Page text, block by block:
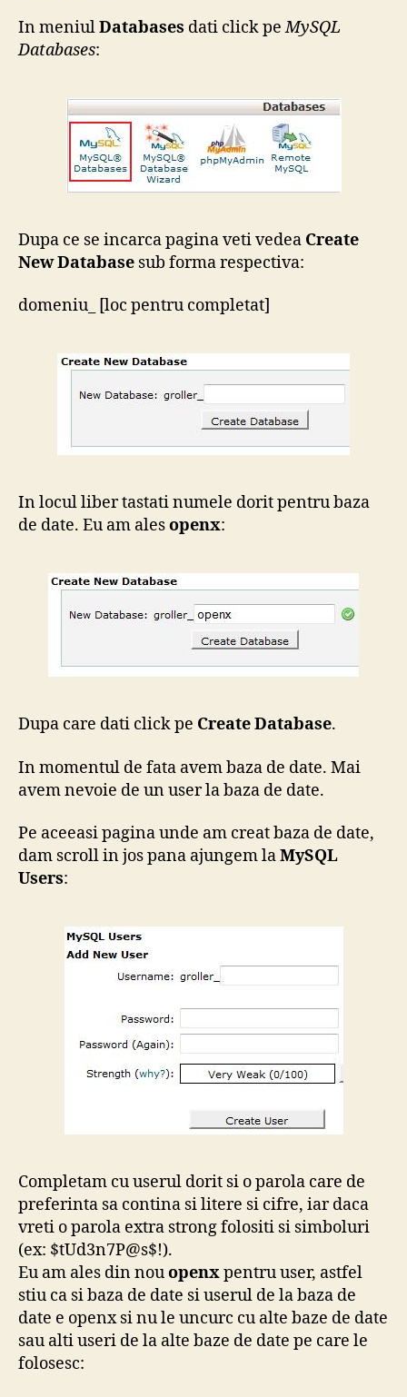
In meniulDatabases dati click peMySQL
Databases:
Dupa ce se incarca pagina veti vedea Create
New Database sub forma respectiva:
domeniu_ [loc pentru completat]
In locul liber tastati numele dorit pentru baza
de date. Eu am alesopenx:
Dupa care dati click pe Create Database.
In momentul de fata avem baza de date. Mai
avem nevoie de un user la baza de date.
Pe aceeasi pagina unde am creat baza de date,
dam scroll in jos pana ajungem laMySQL
Users:
Completam cu userul dorit si o parola care de
preferinta sa contina si litere si cifre, iar daca
vreti o parola extra strong folositi si simboluri
(ex: $tUd3n7P@s$!).
Eu am ales din nouopenxpentru user, astfel
stiu ca si baza de date si userul de la baza de
date e openx si nu le uncurc cu alte baze de date
sau alti useri de la alte baze de date pe care le
folosesc: